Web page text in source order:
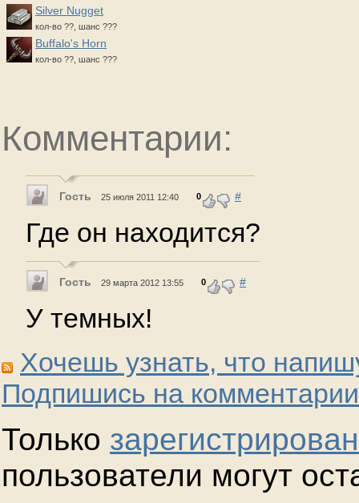
Silver Nugget
кол-во ??, шанс ???
Buffalo's Horn
кол-во ??, шанс ???
Комментарии:
Гость 25 июля 2011 12:40 0 #
Где он находится?
Гость 29 марта 2012 13:55 0 #
У темных!
Хочешь узнать, что
Подпишись на
Только
пользователи могут